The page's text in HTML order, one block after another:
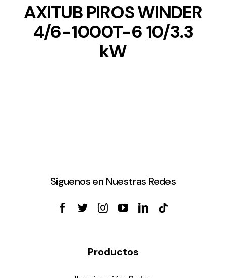
AXITUB PIROS WINDER
4/6-1000T-6 10/3.3
kW
Síguenos en Nuestras Redes
Productos